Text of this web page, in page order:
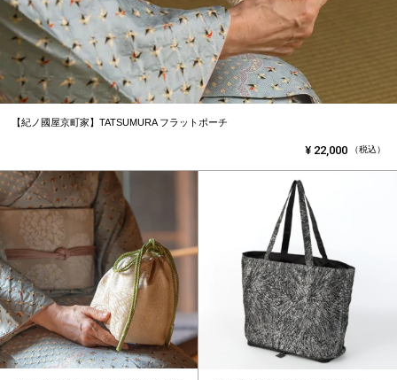
【紀ノ國屋京町家】TATSUMURA フラットポーチ
¥ 22,000 （税込）